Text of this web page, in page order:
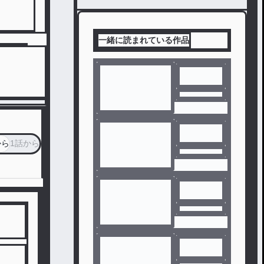
1話から
一緒に読まれている作品